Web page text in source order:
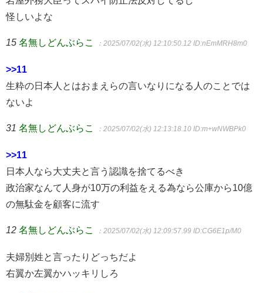
怪しいよな
15 名無しどんぶらこ ：2025/07/02(水) 12:10:50.12 ID:nEmMRH8m0
>>11
生粋の日本人とはおまえらの言いなりになる人のことでは
ないよ
31 名無しどんぶらこ ：2025/07/02(水) 12:13:18.10 ID:m+wNWBPk0
>>11
日本人なら大丈夫と言う認識を捨てるべき
政治家なんて人身が10万の利益をえる為なら公庫から10億
の無駄金を顧客に流す
12 名無しどんぶらこ ：2025/07/02(水) 12:09:57.99 ID:CG6E1p/M0
夫婦別姓と言ったりどっちだよ
右翼か左翼かハッキリしろ